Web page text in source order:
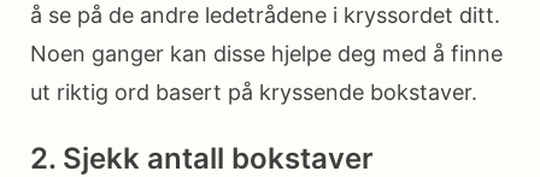
å se på de andre ledetrådene i kryssordet ditt.
Noen ganger kan disse hjelpe deg med å finne
ut riktig ord basert på kryssende bokstaver.
2. Sjekk antall bokstaver